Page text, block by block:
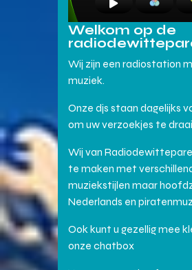
Welkom op de
Wij zijn een radiostation
muziek.
Onze djs staan dagelijks
om uw verzoekjes te
Wij van
te maken met
muziekstijlen maar
Nederlands en
Ook kunt u gezellig mee
onze chatbox